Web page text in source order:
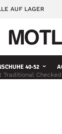
AUF LAGER
40-52
Traditional